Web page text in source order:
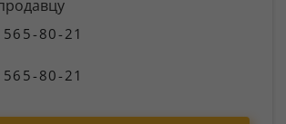
80-21
80-21